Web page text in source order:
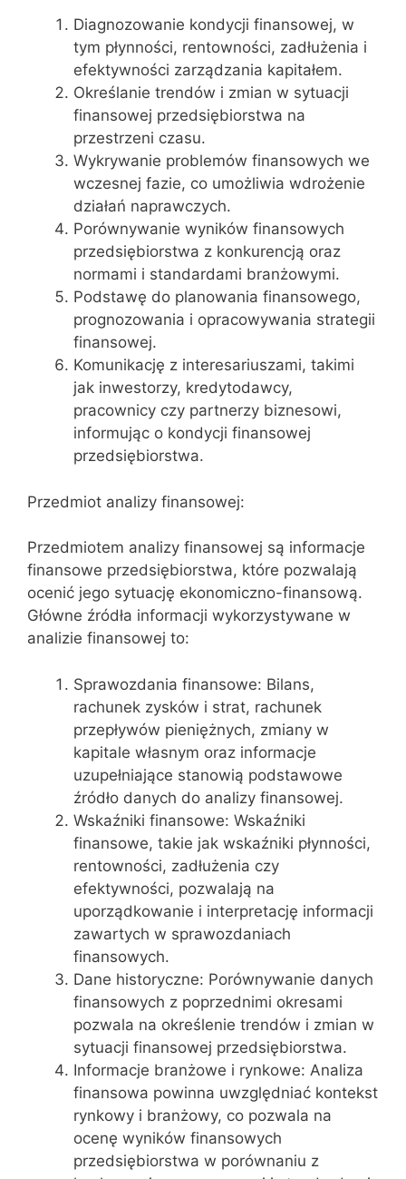
Diagnozowanie kondycji finansowej, w
tym płynności, rentowności, zadłużenia i
efektywności zarządzania kapitałem.
Określanie trendów i zmian w sytuacji
finansowej przedsiębiorstwa na
przestrzeni czasu.
Wykrywanie problemów finansowych we
wczesnej fazie, co umożliwia wdrożenie
działań naprawczych.
Porównywanie wyników finansowych
przedsiębiorstwa z konkurencją oraz
normami i standardami branżowymi.
Podstawę do planowania finansowego,
prognozowania i opracowywania strategii
finansowej.
Komunikację z interesariuszami, takimi
jak inwestorzy, kredytodawcy,
pracownicy czy partnerzy biznesowi,
informując o kondycji finansowej
przedsiębiorstwa.
Przedmiot analizy finansowej:
Przedmiotem analizy finansowej są informacje
finansowe przedsiębiorstwa, które pozwalają
ocenić jego sytuację ekonomiczno-finansową.
Główne źródła informacji wykorzystywane w
analizie finansowej to:
Sprawozdania finansowe: Bilans,
rachunek zysków i strat, rachunek
przepływów pieniężnych, zmiany w
kapitale własnym oraz informacje
uzupełniające stanowią podstawowe
źródło danych do analizy finansowej.
Wskaźniki finansowe: Wskaźniki
finansowe, takie jak wskaźniki płynności,
rentowności, zadłużenia czy
efektywności, pozwalają na
uporządkowanie i interpretację informacji
zawartych w sprawozdaniach
finansowych.
Dane historyczne: Porównywanie danych
finansowych z poprzednimi okresami
pozwala na określenie trendów i zmian w
sytuacji finansowej przedsiębiorstwa.
Informacje branżowe i rynkowe: Analiza
finansowa powinna uwzględniać kontekst
rynkowy i branżowy, co pozwala na
ocenę wyników finansowych
przedsiębiorstwa w porównaniu z